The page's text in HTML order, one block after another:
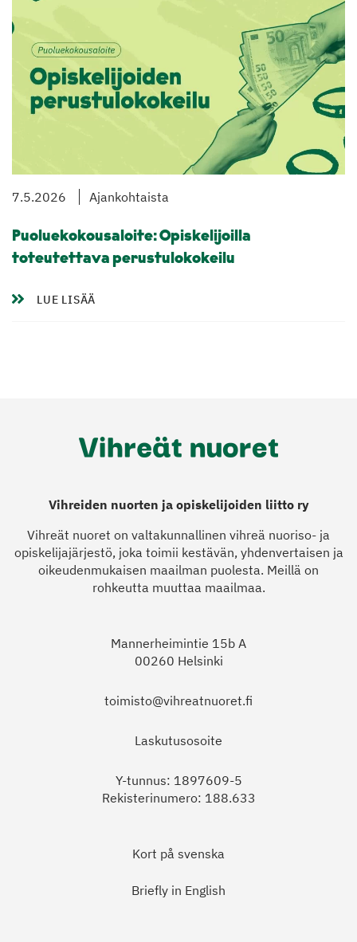
7.5.2026 Ajankohtaista
Puoluekokousaloite: Opiskelijoilla
toteutettava perustulokokeilu
LUE LISÄÄ
Vihreiden nuorten ja opiskelijoiden liitto ry
Vihreät nuoret on valtakunnallinen vihreä nuoriso- ja
opiskelijajärjestö, joka toimii kestävän, yhdenvertaisen ja
oikeudenmukaisen maailman puolesta. Meillä on
rohkeutta muuttaa maailmaa.
Mannerheimintie 15b A
00260 Helsinki
toimisto@vihreatnuoret.fi
Laskutusosoite
Y-tunnus: 1897609-5
Rekisterinumero: 188.633
Kort på svenska
Briefly in English